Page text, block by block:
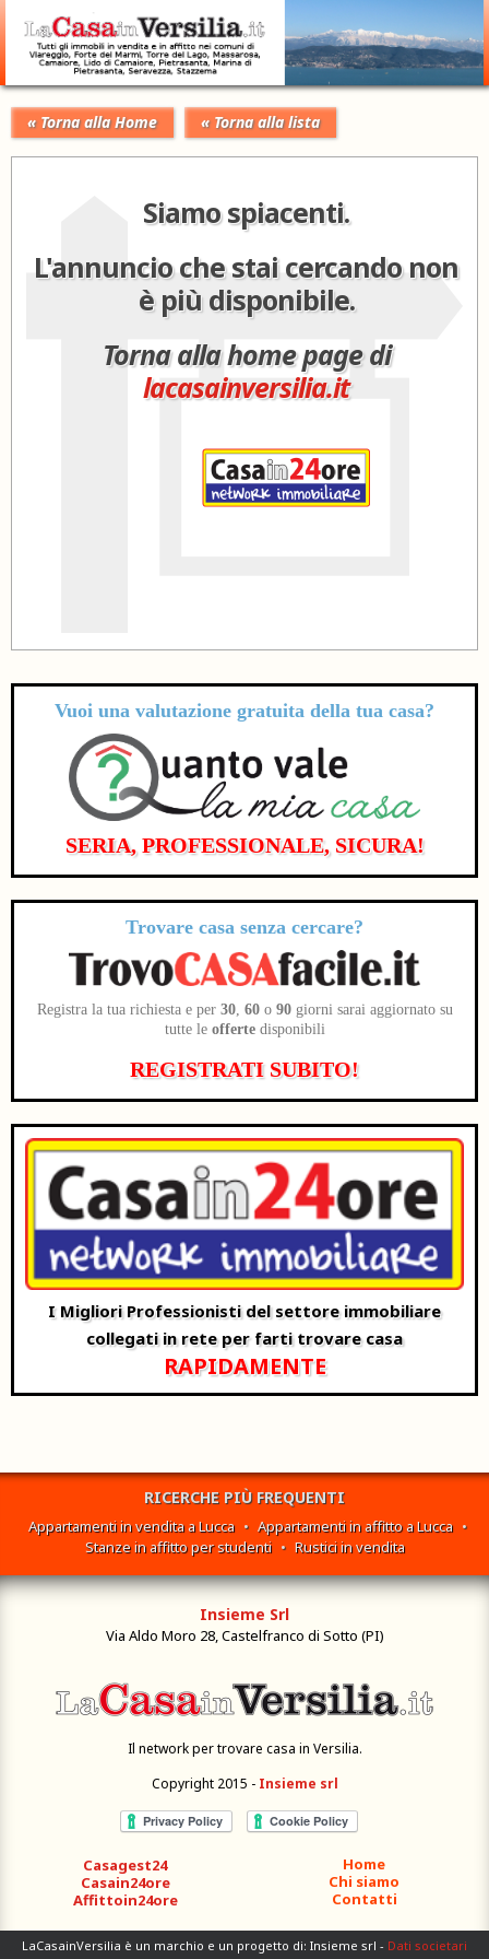
« Torna alla Home « Torna alla lista
Siamo spiacenti.
L'annuncio che stai cercando non
è più disponibile.
Torna alla home page di
lacasainversilia.it
Vuoi una valutazione gratuita della tua casa?
SERIA, PROFESSIONALE, SICURA!
Trovare casa senza cercare?
Registra la tua richiesta e per 30, 60o 90giorni sarai aggiornato su
tutte le offertedisponibili
REGISTRATI SUBITO!
I Migliori Professionisti del settore immobiliare
collegati in rete per farti trovare casa
RAPIDAMENTE
RICERCHE PIÙ FREQUENTI
Appartamenti in vendita a Lucca • Appartamenti in affitto a Lucca •
Stanze in affitto per studenti • Rustici in vendita
Insieme Srl
Via Aldo Moro 28, Castelfranco di Sotto (PI)
Il network per trovare casa in Versilia.
Copyright 2015 - Insieme srl
Home
Chi siamo
Contatti
Casagest24
Casain24ore
Affittoin24ore
LaCasainVersilia è un marchio e un progetto di: Insieme srl - Dati societari